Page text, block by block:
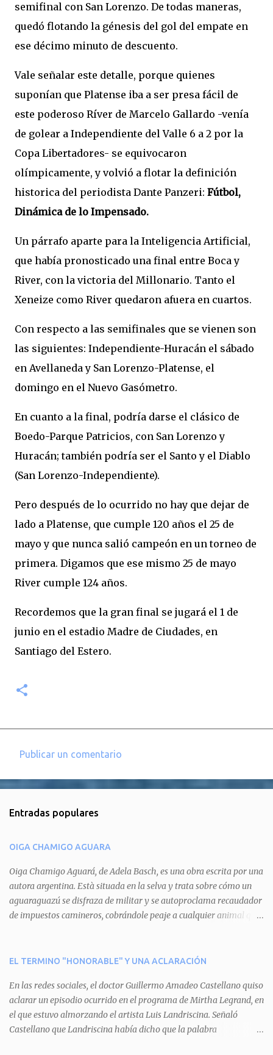
semifinal con San Lorenzo. De todas maneras,
quedó flotando la génesis del gol del empate en
ese décimo minuto de descuento.
Vale señalar este detalle, porque quienes
suponían que Platense iba a ser presa fácil de
este poderoso Ríver de Marcelo Gallardo -venía
de golear a Independiente del Valle 6 a 2 por la
Copa Libertadores- se equivocaron
olímpicamente, y volvió a flotar la definición
historica del periodista Dante Panzeri: Fútbol,
Dinámica de lo Impensado.
Un párrafo aparte para la Inteligencia Artificial,
que había pronosticado una final entre Boca y
River, con la victoria del Millonario. Tanto el
Xeneize como River quedaron afuera en cuartos.
Con respecto a las semifinales que se vienen son
las siguientes: Independiente-Huracán el sábado
en Avellaneda y San Lorenzo-Platense, el
domingo en el Nuevo Gasómetro.
En cuanto a la final, podría darse el clásico de
Boedo-Parque Patricios, con San Lorenzo y
Huracán; también podría ser el Santo y el Diablo
(San Lorenzo-Independiente).
Pero después de lo ocurrido no hay que dejar de
lado a Platense, que cumple 120 años el 25 de
mayo y que nunca salió campeón en un torneo de
primera. Digamos que ese mismo 25 de mayo
River cumple 124 años.
Recordemos que la gran final se jugará el 1 de
junio en el estadio Madre de Ciudades, en
Santiago del Estero.
e
t
a
r
i
o
Publicar un comentario
Entradas populares
OIGA CHAMIGO AGUARA
Oiga Chamigo Aguará, de Adela Basch, es una obra escrita por una
autora argentina. Està situada en la selva y trata sobre cómo un
aguaraguazú se disfraza de militar y se autoproclama recaudador
de impuestos camineros, cobrándole peaje a cualquier animal que
aguará le provoca. De igual manera pasa con Tatú, el armadillo.
del aguará y pasa sin pagar. Por último, Tui, la cotorra, deja
expuesta la mentira del aguará y arenga a los otros tres
personajes a unirse para enfrentarlo. Finalmente, terminan por
quitarle el disfraz de militar, y el aguará huye despavorido al verse
EL TERMINO "HONORABLE" Y UNA ACLARACIÓN
En las redes sociales, el doctor Guillermo Amadeo Castellano quiso
aclarar un episodio ocurrido en el programa de Mirtha Legrand, en
el que estuvo almorzando el artista Luis Landriscina. Señaló
Castellano que Landriscina había dicho que la palabra